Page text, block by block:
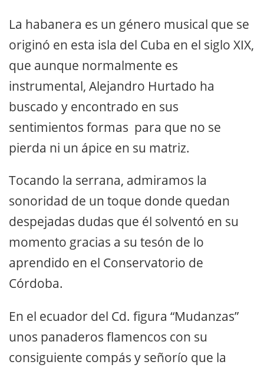
La habanera es un género musical que se
originó en esta isla del Cuba en el siglo XIX,
que aunque normalmente es
instrumental, Alejandro Hurtado ha
buscado y encontrado en sus
sentimientos formas para que no se
pierda ni un ápice en su matriz.
Tocando la serrana, admiramos la
sonoridad de un toque donde quedan
despejadas dudas que él solventó en su
momento gracias a su tesón de lo
aprendido en el Conservatorio de
Córdoba.
En el ecuador del Cd. figura “Mudanzas”
unos panaderos flamencos con su
consiguiente compás y señorío que la